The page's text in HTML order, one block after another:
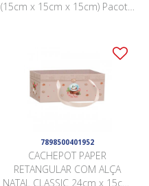
(15cm x 15cm x 15cm) Pacote
7898500401952
CACHEPOT PAPER
RETANGULAR COM ALÇA
NATAL CLASSIC 24cm x 15cm